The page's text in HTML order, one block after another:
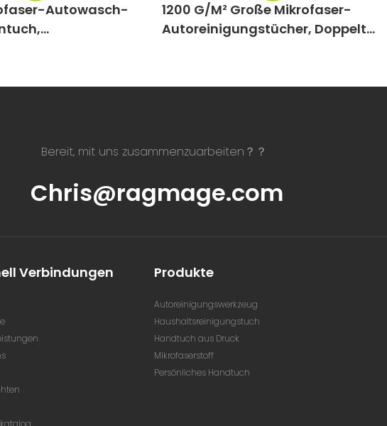
Autowasch-
1200 G/m² Große Mikrofaser-
Autoreinigungstücher, Doppelt
Bereit, mit uns zusammenzuarbeiten？？
Chris@ragmage.com
Verbindungen Produkte
Autoreinigungswerkzeug
Haushaltsreinigungstuch
Handtuch aus Druck
Mikrofaserstoff
Persönliches Handtuch